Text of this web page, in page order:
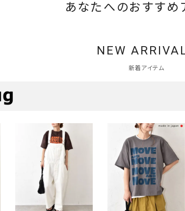
あなたへのおすすめ
NEW
新着アイテム